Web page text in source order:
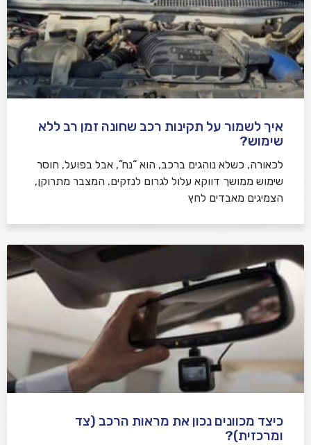
איך לשמור על תקינות רכב שחונה זמן רב ללא
שימוש?
לכאורה, כשלא נוהגים ברכב, הוא “נח”, אבל בפועל, חוסר
שימוש ממושך דווקא עלול לגרום לנזקים. המצבר מתרוקן,
הצמיגים מאבדים לחץ
כיצד מכוונים נכון את מראות הרכב (צד
ומרכזית)?